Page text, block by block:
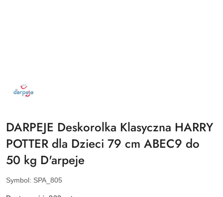
PRODUCENTA:
DARPEJE
DARPEJE Deskorolka Klasyczna HARRY
POTTER dla Dzieci 79 cm ABEC9 do
50 kg D'arpeje
Symbol: SPA_805